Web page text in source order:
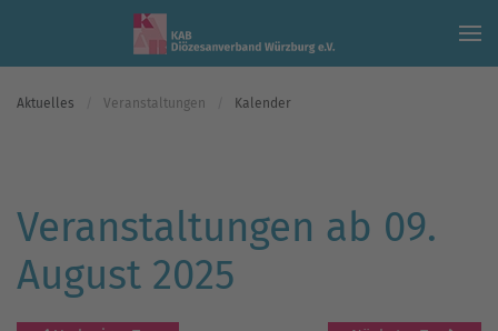
Skip to main content
Aktuelles Veranstaltungen Kalender
Veranstaltungen ab 09.
August 2025